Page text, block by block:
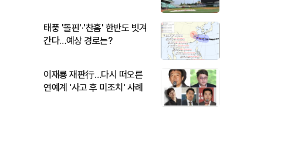
태풍 '돌핀'·'찬홈' 한반도 빗겨
간다…예상 경로는?
이재룡 재판行…다시 떠오른
연예계 '사고 후 미조치' 사례